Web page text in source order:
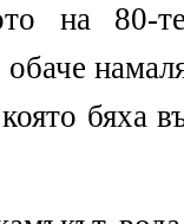
на 80-
обаче
бяха